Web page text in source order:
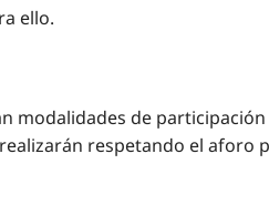
ello.
modalidades de participación
respetando el aforo